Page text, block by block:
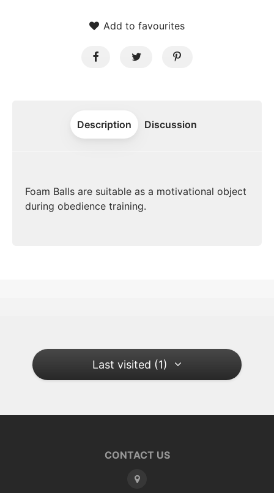
Add to favourites
Description Discussion
Foam Balls are suitable as a motivational object
during obedience training.
Last visited (1)
CONTACT US